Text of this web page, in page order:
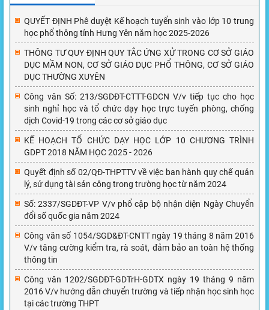
QUYẾT ĐỊNH Phê duyệt Kế hoạch tuyển sinh vào lớp 10 trung
học phổ thông tỉnh Hưng Yên năm học 2025-2026
THÔNG TƯ QUY ĐỊNH QUY TẮC ỨNG XỬ TRONG CƠ SỞ GIÁO
DỤC MẦM NON, CƠ SỞ GIÁO DỤC PHỔ THÔNG, CƠ SỞ GIÁO
DỤC THƯỜNG XUYÊN
Công văn Số: 213/SGDĐT-CTTT-GDCN V/v tiếp tục cho học
sinh nghỉ học và tổ chức dạy học trực tuyến phòng, chống
dịch Covid-19 trong các cơ sở giáo dục
KẾ HOẠCH TỔ CHỨC DẠY HỌC LỚP 10 CHƯƠNG TRÌNH
GDPT 2018 NĂM HỌC 2025 - 2026
Quyết định số 02/QĐ-THPTTV về việc ban hành quy chế quản
lý, sử dụng tài sản công trong trường học từ năm 2024
Số: 2337/SGDĐT-VP V/v phổ cập bộ nhận diện Ngày Chuyển
đổi số quốc gia năm 2024
Công văn số 1054/SGD&ĐT-CNTT ngày 19 tháng 8 năm 2016
V/v tăng cường kiểm tra, rà soát, đảm bảo an toàn hệ thống
thông tin
Công văn 1202/SGDĐT-GDTrH-GDTX ngày 19 tháng 9 năm
2016 V/v hướng dẫn chuyển trường và tiếp nhận học sinh học
tại các trường THPT